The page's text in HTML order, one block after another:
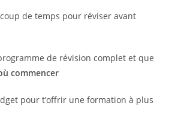
de temps pour réviser avant
de révision complet et que
commencer
pour t’offrir une formation à plus